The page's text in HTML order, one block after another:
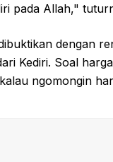
pada Allah,"
dengan
Kediri. Soal
ngomongin